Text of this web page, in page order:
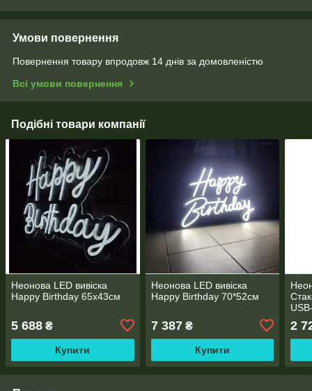
Умови повернення
Повернення товару впродовж 14 днів за домовленістю
Всі умови повернення
Подібні товари компанії
Неонова LED вивіска
Happy Birthday 65х43cм
5 688 ₴
Купити
Неонова LED вивіска
Happy Birthday 70*52см
7 387₴
Купити
2